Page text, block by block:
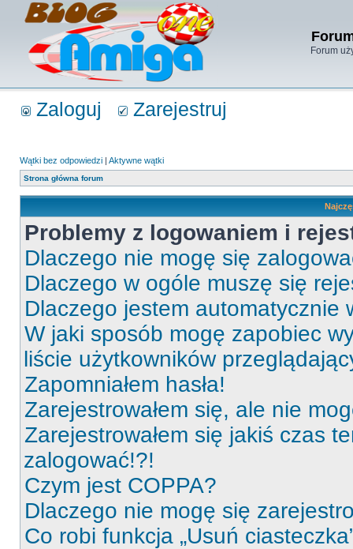
Forum
Zaloguj Zarejestruj
Wątki bez odpowiedzi | Aktywne wątki
Strona główna forum
Problemy z logowaniem i
Dlaczego nie mogę się
Dlaczego w ogóle muszę się
Dlaczego jestem automatycznie
W jaki sposób mogę zapobiec
liście użytkowników
Zapomniałem hasła!
Zarejestrowałem się, ale nie
Zarejestrowałem się jakiś czas
zalogować!?!
Czym jest COPPA?
Dlaczego nie mogę się
Co robi funkcja „Usuń